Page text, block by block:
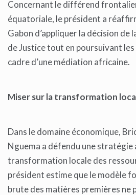
Concernant le différend
équatoriale, le président a
Gabon d’appliquer la décision
de Justice tout en poursuivant
cadre d’une médiation africaine.
Miser sur la transformation
Dans le domaine économique,
Nguema a défendu une stratégie
transformation locale des
président estime que le modèle
brute des matières premières ne